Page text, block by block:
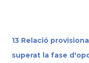
13 Relació
superat la fase